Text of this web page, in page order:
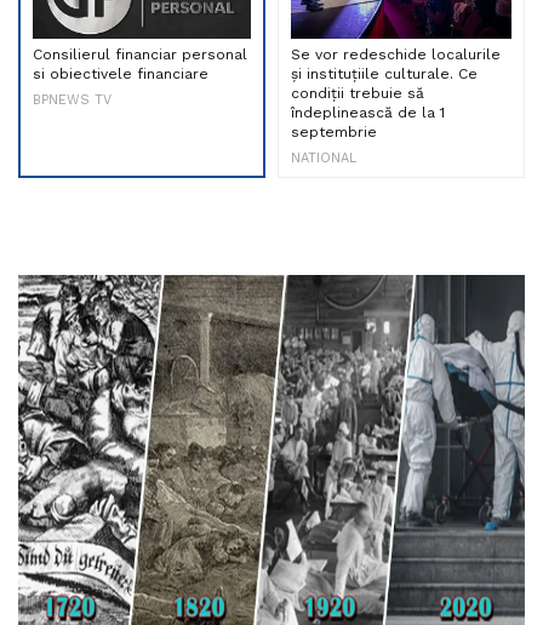
Consilierul financiar personal
si obiectivele financiare
BPNEWS TV
Se vor redeschide localurile
și instituțiile culturale. Ce
condiții trebuie să
îndeplinească de la 1
septembrie
NATIONAL